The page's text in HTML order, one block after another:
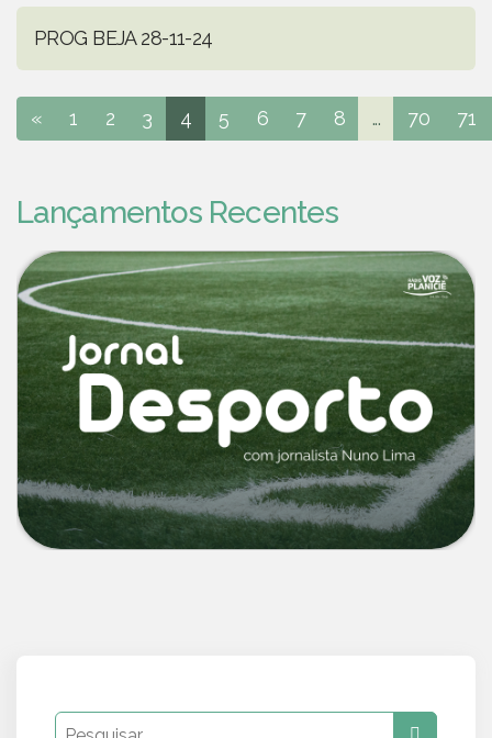
PROG BEJA 28-11-24
« 1 2 3 4 5 6 7 8 ... 70 71
Lançamentos Recentes